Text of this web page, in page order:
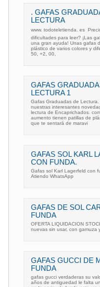
. GAFAS
LECTURA
www. todoteletienda. es 
dificultades para leer? ¡Las
una gran ayuda! Unas gafas
plástico de varios colores y
50, +2, 00,
GAFAS
LECTURA 1
Gafas Graduadas de Lectura.
nuestras interesantes
lectura de Encaprichados.
aumento tienen patillas de
que te sentará de maravi
GAFAS SOL KARL
CON FUNDA.
Gafas sol Karl Lagerfeld con
Atiendo WhatsApp
GAFAS DE SOL
FUNDA
OFERTA LIQUIDACION
nuevas sin usar, con gamuza
GAFAS GUCCI DE
FUNDA
gafas gucci verdaderas su
años de antiguedad le falta